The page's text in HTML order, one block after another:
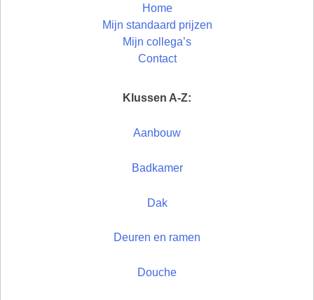
Home
Mijn standaard prijzen
Mijn collega’s
Contact
Klussen A-Z:
Aanbouw
Badkamer
Dak
Deuren en ramen
Douche